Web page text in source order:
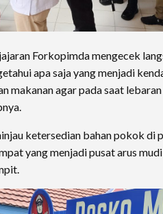
Forkopimda mengecek
apa saja yang menjadi
makanan agar pada saat
ketersedian bahan pokok di
yang menjadi pusat arus